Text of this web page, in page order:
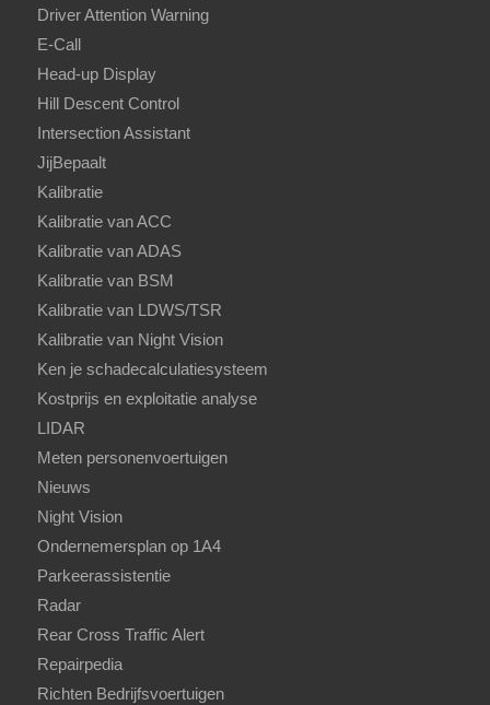
Driver Attention Warning
E-Call
Head-up Display
Hill Descent Control
Intersection Assistant
JijBepaalt
Kalibratie
Kalibratie van ACC
Kalibratie van ADAS
Kalibratie van BSM
Kalibratie van LDWS/TSR
Kalibratie van Night Vision
Ken je schadecalculatiesysteem
Kostprijs en exploitatie analyse
LIDAR
Meten personenvoertuigen
Nieuws
Night Vision
Ondernemersplan op 1A4
Parkeerassistentie
Radar
Rear Cross Traffic Alert
Repairpedia
Richten Bedrijfsvoertuigen